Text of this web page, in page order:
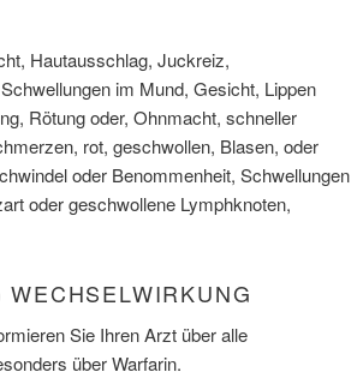
Hautausschlag, Juckreiz,
im Mund, Gesicht, Lippen
Rötung oder, Ohnmacht, schneller
rot, geschwollen, Blasen, oder
oder Benommenheit, Schwellungen
oder geschwollene Lymphknoten,
Sie Ihren Arzt über alle
über Warfarin.